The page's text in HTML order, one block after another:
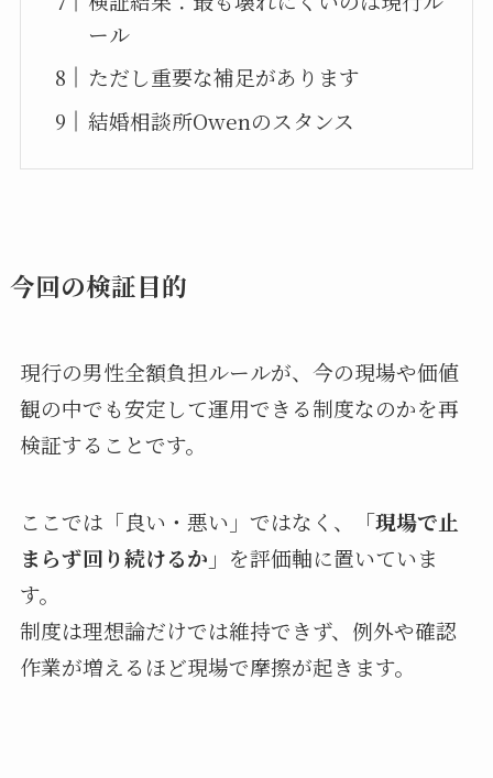
ール
ただし重要な補足があります
結婚相談所Owenのスタンス
今回の検証目的
現行の男性全額負担ルールが、今の現場や価値
観の中でも安定して運用できる制度なのかを再
検証することです。
ここでは「良い・悪い」ではなく、
「現場で止
まらず回り続けるか」 を評価軸に置いていま
す。
制度は理想論だけでは維持できず、例外や確認
作業が増えるほど現場で摩擦が起きます。